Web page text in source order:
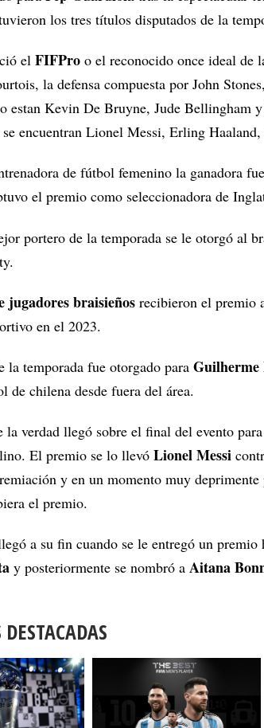
los tres títulos disputados de la
el FIFPro o el reconocido once ideal de
la defensa compuesta por John
estan Kevin De Bruyne, Jude Bellingham
se encuentran Lionel Messi, Erling
de fútbol femenino la ganadora fue
el premio como seleccionadora de
portero de la temporada se le otorgó al
jugadores braisieños recibieron el premio
en el 2023.
la temporada fue otorgado para
de chilena desde fuera del área.
la verdad llegó sobre el final del evento
El premio se lo llevó Lionel Messi
y en un momento muy
el premio.
a su fin cuando se le entregó un
y posteriormente se nombró a Aitana